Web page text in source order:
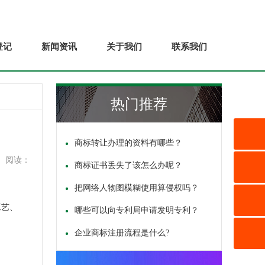
记 新闻资讯 关于我们 联系我们
阅读：
、
热门推荐
商标转让办理的资料有哪些？
商标证书丢失了该怎么办呢？
把网络人物图模糊使用算侵权吗？
哪些可以向专利局申请发明专利？
企业商标注册流程是什么?